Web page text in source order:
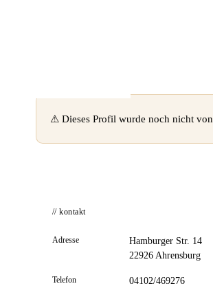
⚠ Dieses Profil wurde noch nicht von
// kontakt
Adresse
Hamburger Str. 14
22926 Ahrensburg
Telefon 04102/469276